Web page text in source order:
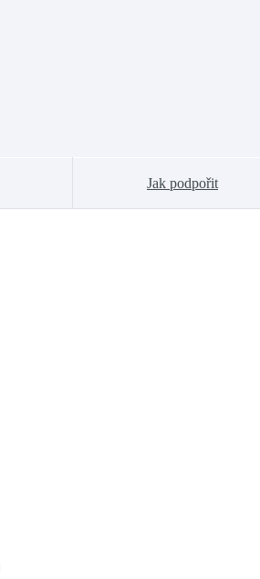
Jak podpořit